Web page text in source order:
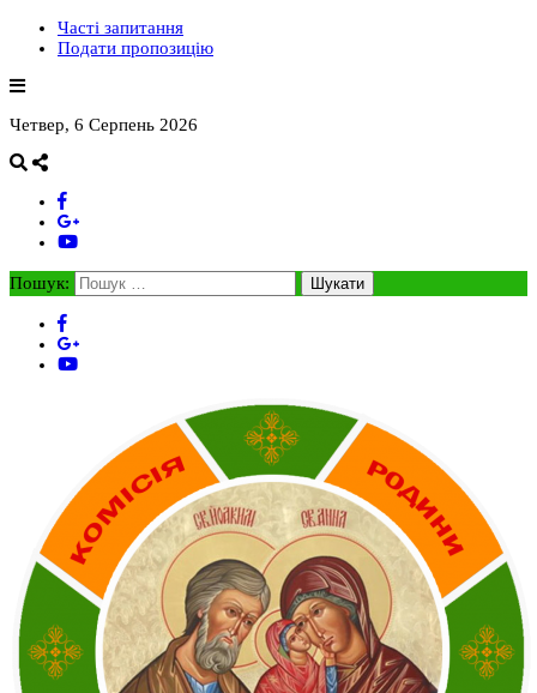
Часті запитання
Подати пропозицію
Четвер, 6 Серпень 2026
Пошук: